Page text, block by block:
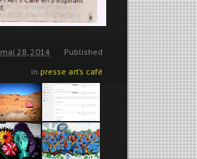
Published
mai 28, 2014
in presse art’s café